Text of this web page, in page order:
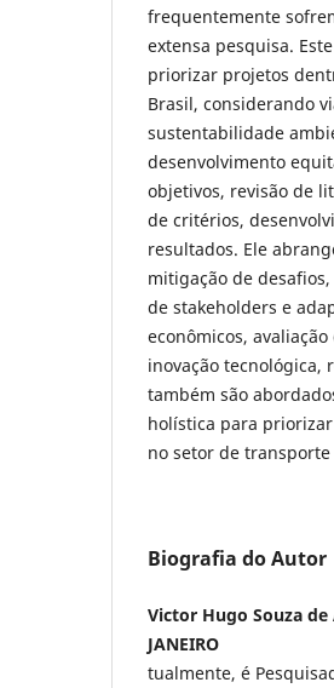
frequentemente
extensa pesquisa.
priorizar projetos
Brasil, considerando
sustentabilidade
desenvolvimento
objetivos, revisão de
de critérios,
resultados. Ele
mitigação de
de stakeholders e
econômicos,
inovação tecnológica,
também são
holística para
no setor de transporte
Biografia do Autor
Victor Hugo Souza de
JANEIRO
tualmente, é